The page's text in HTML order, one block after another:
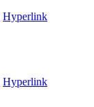
Hyperlink
Hyperlink